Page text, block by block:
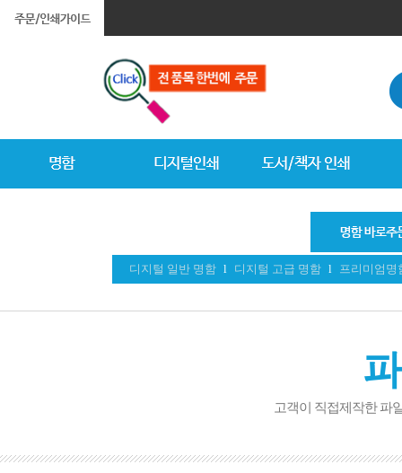
디지털 일반 명함 l 디지털 고급 명함 l 프리미엄명
고객이 직접제작한 파